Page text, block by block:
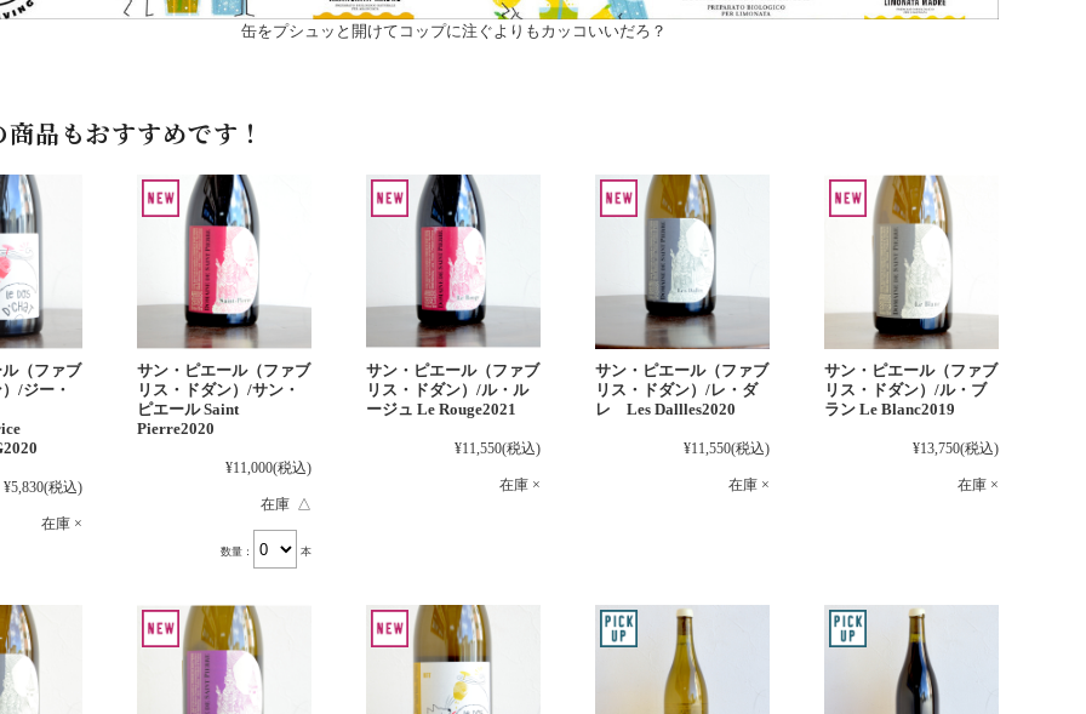
缶をプシュッと開けてコップに注ぐよりもカッコいいだろ？
品もおすすめです！
（ファブ
/ジー・
¥5,830(税込)
在庫 ×
サン・ピエール（ファブ
リス・ドダン）/サン・
ピエール Saint
Pierre2020
¥11,000(税込)
在庫 △
数量： 本
サン・ピエール（ファブ
リス・ドダン）/ル・ル
ージュ Le Rouge2021
¥11,550(税込)
在庫 ×
サン・ピエール（ファブ
リス・ドダン）/レ・ダ
レ Les Dallles2020
¥11,550(税込)
在庫 ×
サン・ピエール（ファブ
リス・ドダン）/ル・ブ
ラン Le Blanc2019
¥13,750(税込)
在庫 ×